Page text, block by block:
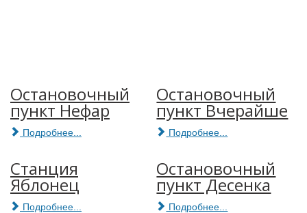
Остановочный
пункт Нефар
Подробнее...
Остановочный
пункт Вчерайше
Подробнее...
Станция
Яблонец
Подробнее...
Остановочный
пункт Десенка
Подробнее...